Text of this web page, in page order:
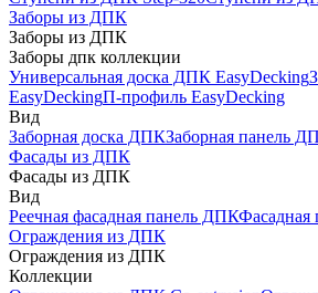
Заборы из ДПК
Заборы из ДПК
Заборы дпк коллекции
Универсальная доска ДПК EasyDecking
EasyDeckingП-профиль EasyDecking
Вид
Заборная доска ДПКЗаборная панель
Фасады из ДПК
Фасады из ДПК
Вид
Реечная фасадная панель ДПК
Ограждения из ДПК
Ограждения из ДПК
Коллекции